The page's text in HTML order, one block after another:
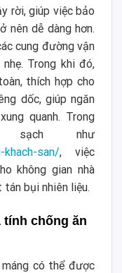
rời, giúp việc bảo
nên dễ dàng hơn.
cung đường vận
nhẹ. Trong khi đó,
thích hợp cho
dốc, giúp ngăn
quanh. Trong
sạch như
san/, việc
không gian nhà
bụi nhiên liệu.
tính chống ăn
có thể được